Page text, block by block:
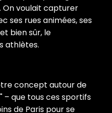
On voulait capturer
ses rues animées, ses
bien sûr, le
athlètes.
concept autour de
– que tous ces sportifs
de Paris pour se